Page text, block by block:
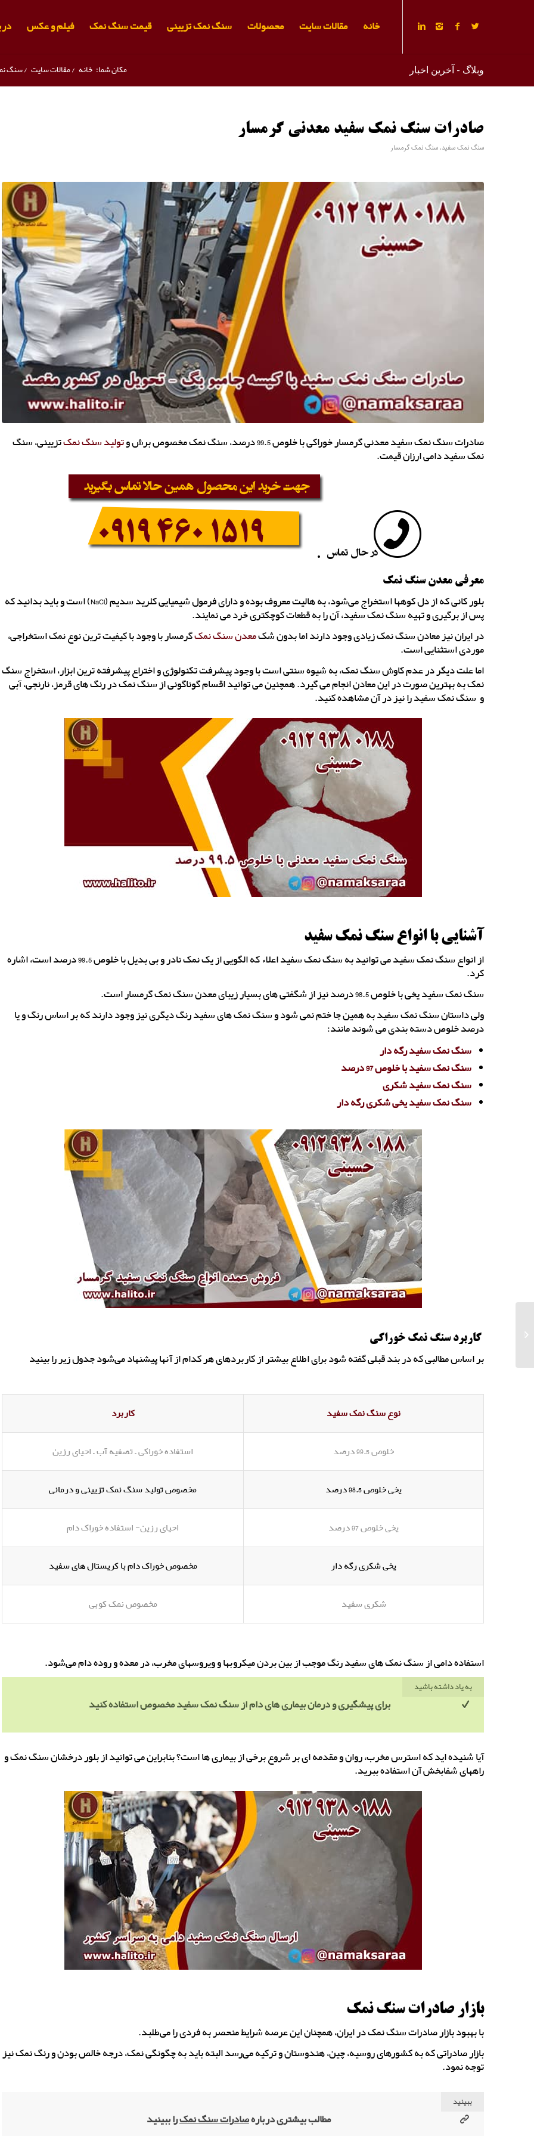
خانه مقالات سایت محصولات سنگ نمک تزیینی قیمت سنگ نمک فیلم و عکس
وبلاگ - آخرین اخبار مکان شما: خانه /مقالات سایت /سنگ
صادرات سنگ نمک سفید معدنی گرمسار
سنگ نمک سفید, سنگ نمک گرمسار
صادرات سنگ نمک سفید معدنی گرمسار خوراکی با خلوص 99.5 درصد، سنگ نمک مخصوص برش و تولید سنگ نمکتزیینی، سنگ
نمک سفید دامی ارزان قیمت.
معرفی معدن سنگ نمک
بلور کانی که از دل کوهها استخراج می‌شود، به هالیت معروف بوده و دارای فرمول شیمیایی کلرید سدیم (NaCl) است و باید بدانید که
پس از برگیری و تهیه سنگ نمک سفید، آن را به قطعات کوچکتری خرد می نمایند.
در ایران نیز معادن سنگ نمک زیادی وجود دارند اما بدون شکمعدن سنگ نمکگرمسار با وجود با کیفیت ترین نوع نمک استخراجی،
موردی استثنایی است.
اما علت دیگر در عدم کاوش سنگ نمک، به شیوه سنتی است با وجود پیشرفت تکنولوژی و اختراع پیشرفته ترین ابزار، استخراج سنگ
نمک به بهترین صورت در این معادن انجام می گیرد. همچنین می توانید اقسام گوناگونی از سنگ نمک در رنگ های قرمز، نارنجی، آبی
و سنگ نمک سفید را نیز در آن مشاهده کنید.
آشنایی با انواع سنگ نمک سفید
از انواع سنگ نمک سفید می توانید به سنگ نمک سفید اعلاء که الگویی از یک نمک نادر و بی بدیل با خلوص 99.5 درصد است، اشاره
کرد.
سنگ نمک سفید یخی با خلوص 98.5 درصد نیز از شگفتی های بسیار زیبای معدن سنگ نمک گرمسار است.
ولی داستان سنگ نمک سفید به همین جا ختم نمی شود و سنگ نمک های سفید رنگ دیگری نیز وجود دارند که بر اساس رنگ و یا
درصد خلوص دسته بندی می شوند مانند:
سنگ نمک سفید رگه دار
سنگ نمک سفید با خلوص 97 درصد
سنگ نمک سفید شکری
سنگ نمک سفید یخی شکری رگه دار
کاربرد سنگ نمک خوراکی
بر اساس مطالبی که در بند قبلی گفته شود برای اطلاع بیشتر از کاربردهای هر کدام از آنها پیشنهاد می‌شود جدول زیر را بینید
نوع سنگ نمک سفید کاربرد
خلوص 99.5 درصد استفاده خوراکی – تصفیه آب – احیای رزین
یخی خلوص 98.5 درصد مخصوص تولید سنگ نمک تزیینی و درمانی
یخی خلوص 97 درصد احیای رزین- استفاده خوراک دام
یخی شکری رگه دار مخصوص خوراک دام با کریستال های سفید
شکری سفید مخصوص نمک کوبی
استفاده دامی از سنگ نمک های سفید رنگ موجب از بین بردن میکروبها و ویروسهای مخرب، در معده و روده دام می‌شود.
به یاد داشته باشید
برای پیشگیری و درمان بیماری های دام از سنگ نمک سفید مخصوص استفاده کنید
آیا شنیده اید که استرس مخرب، روان و مقدمه ای بر شروع برخی از بیماری ها است؟ بنابراین می توانید از بلور درخشان سنگ نمک و
راههای شفابخش آن استفاده ببرید.
بازار صادرات سنگ نمک
با بهبود بازار صادرات سنگ نمک در ایران، همچنان این عرصه شرایط منحصر به فردی را می‌طلبد.
بازار صادراتی که به کشورهای روسیه، چین، هندوستان و ترکیه می‌رسد البته باید به چگونگی نمک، درجه خالص بودن و رنگ نمک نیز
توجه نمود.
ببینید
مطالب بیشتری دربارهصادرات سنگ نمکرا ببینید
صنعتی از کارخانه نمک
گرمسار...